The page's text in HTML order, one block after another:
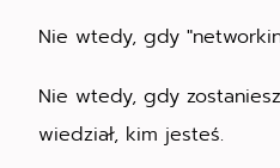
Nie wtedy, gdy
Nie wtedy, gdy
wiedział, kim jesteś.